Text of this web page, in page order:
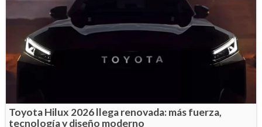
Toyota Hilux 2026 llega renovada: más fuerza,
tecnología y diseño moderno